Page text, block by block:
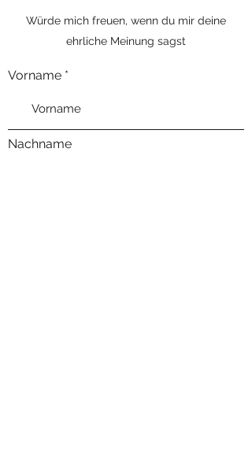
Würde mich freuen, wenn du mir deine
ehrliche Meinung sagst
Vorname
Nachname